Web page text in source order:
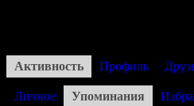
Активность Профиль
Личное Упоминания